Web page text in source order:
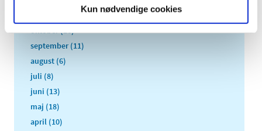
Kun nødvendige cookies
november (10)
oktober (16)
september (11)
august (6)
juli (8)
juni (13)
maj (18)
april (10)